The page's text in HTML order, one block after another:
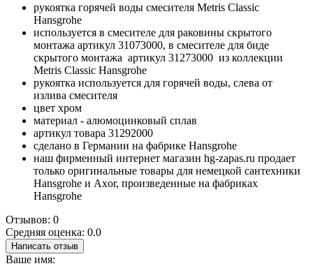
рукоятка горячей воды смесителя Metris Classic
Hansgrohe
используется в смесителе для раковины скрытого
монтажа артикул 31073000, в смесителе для биде
скрытого монтажа артикул 31273000 из коллекции
Metris Classic Hansgrohe
рукоятка используется для горячей воды, слева от
излива смесителя
цвет хром
материал - алюмоцинковый сплав
артикул товара 31292000
сделано в Германии на фабрике Hansgrohe
наш фирменный интернет магазин hg-zapas.ru продает
только оригинальные товары для немецкой сантехники
Hansgrohe и Axor, произведенные на фабриках
Hansgrohe
Отзывов: 0
Средняя оценка: 0.0
Написать отзыв
Ваше имя: